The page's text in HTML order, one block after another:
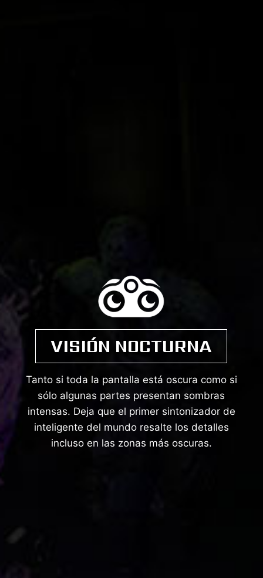
VISIÓN NOCTURNA
Tanto si toda la pantalla está oscura como si
sólo algunas partes presentan sombras
intensas. Deja que el primer sintonizador de
inteligente del mundo resalte los detalles
incluso en las zonas más oscuras.